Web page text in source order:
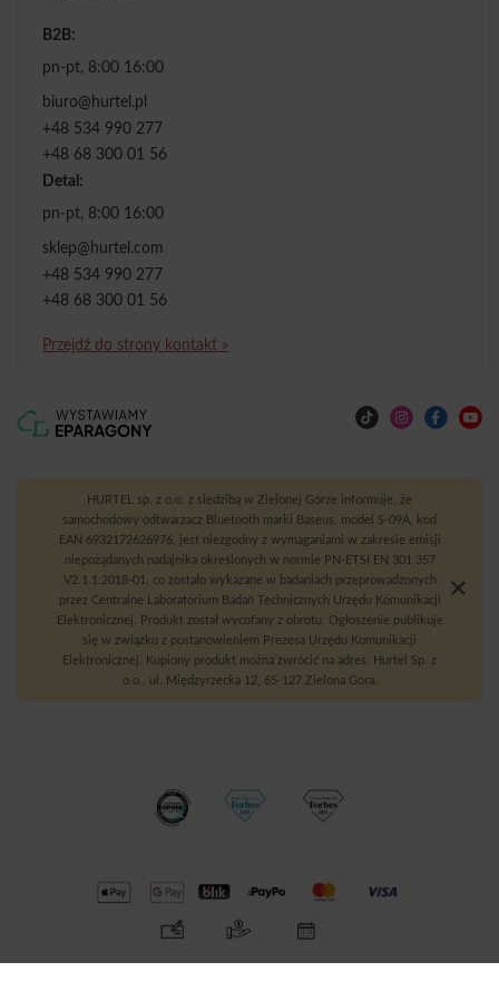
B2B:
pn-pt, 8:00 16:00
biuro@hurtel.pl
+48 534 990 277
+48 68 300 01 56
Detal:
pn-pt, 8:00 16:00
sklep@hurtel.com
+48 534 990 277
+48 68 300 01 56
Przejdź do strony kontakt »
HURTEL sp. z o.o. z siedzibą w Zielonej Górze informuje, że
samochodowy odtwarzacz Bluetooth marki Baseus, model S-09A, kod
EAN 6932172626976, jest niezgodny z wymaganiami w zakresie emisji
niepożądanych nadajnika określonych w normie PN-ETSI EN 301 357
V2.1.1:2018-01, co zostało wykazane w badaniach przeprowadzonych
przez Centralne Laboratorium Badań Technicznych Urzędu Komunikacji
Elektronicznej. Produkt został wycofany z obrotu. Ogłoszenie publikuje
się w związku z postanowieniem Prezesa Urzędu Komunikacji
Elektronicznej. Kupiony produkt można zwrócić na adres: Hurtel Sp. z
o.o., ul. Międzyrzecka 12, 65-127 Zielona Góra.